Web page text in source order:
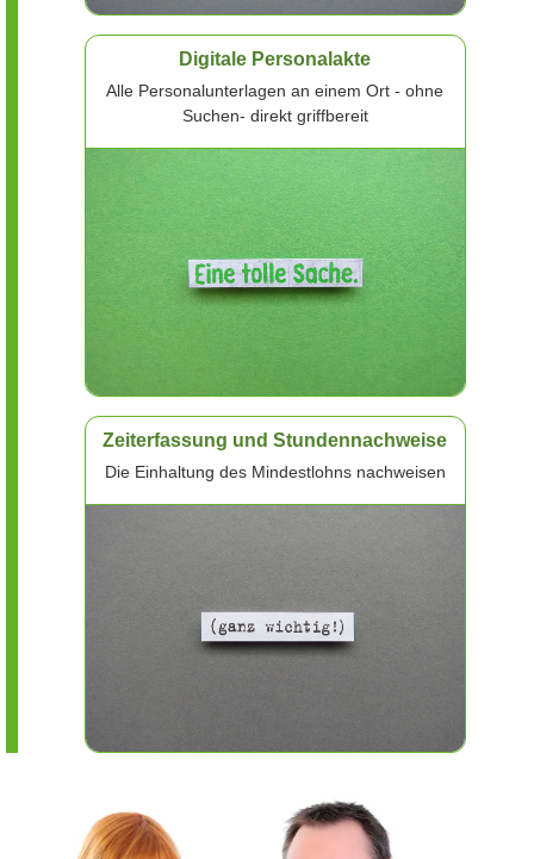
Digitale Personalakte
Alle Personalunterlagen an einem Ort - ohne
Suchen- direkt griffbereit
Zeiterfassung und Stundennachweise
Die Einhaltung des Mindestlohns nachweisen